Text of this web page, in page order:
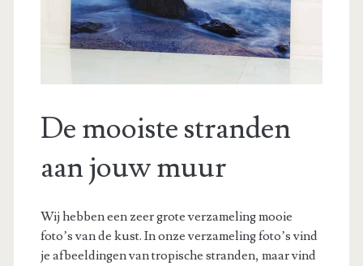
De mooiste stranden
aan jouw muur
Wij hebben een zeer grote verzameling mooie
foto’s van de kust. In onze verzameling foto’s vind
je afbeeldingen van tropische stranden, maar vind